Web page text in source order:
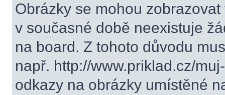
Obrázky se mohou
v současné době neexistuje
na board. Z tohoto důvodu
např. http://www.priklad.cz/
odkazy na obrázky umístěné